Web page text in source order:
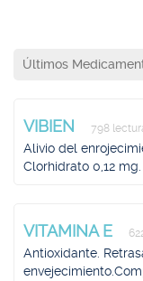
Últimos
VIBIEN 798
Alivio del
Clorhidrato 0,12 mg.
VITAMINA E
Antioxidante.